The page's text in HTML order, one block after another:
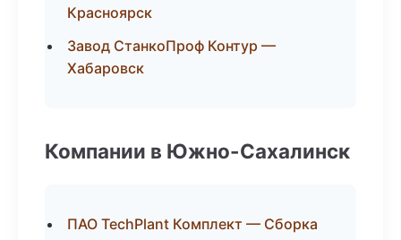
Красноярск
Завод СтанкоПроф Контур —
Хабаровск
Компании в Южно-Сахалинск
ПАО TechPlant Комплект — Сборка